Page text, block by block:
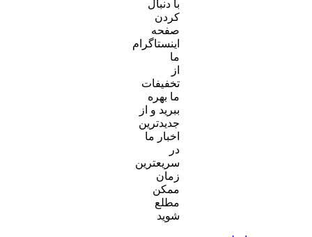
با دنبال
کردن
صفحه
اینستاگرام
ما
از
تخفیفات
ما بهره
ببرید و از
جدیدترین
اخبار ما
در
سریعترین
زمان
ممکن
مطلع
شوید